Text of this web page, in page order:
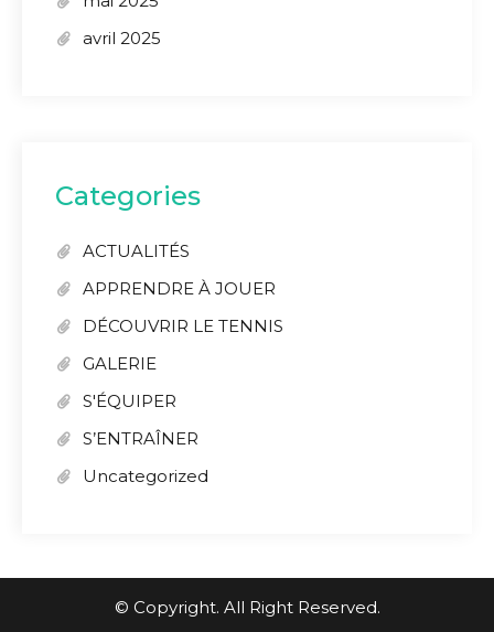
avril 2025
Categories
ACTUALITÉS
APPRENDRE À JOUER
DÉCOUVRIR LE TENNIS
GALERIE
S'ÉQUIPER
S’ENTRAÎNER
Uncategorized
© Copyright. All Right Reserved.